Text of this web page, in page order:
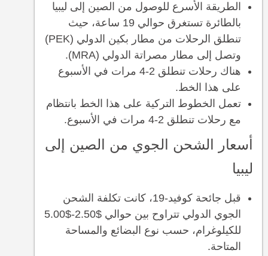
الطريقة الأسرع للوصول من الصين إلى ليبيا
بالطائرة تستغرق حوالي 19 ساعة، حيث
تنطلق الرحلات من مطار بكين الدولي (PEK)
وتصل إلى مطار مصراتة الدولي (MRA).
هناك رحلات تنطلق 2-4 مرات في الأسبوع
على هذا الخط.
تعمل الخطوط التركية على هذا الخط بانتظام
مع رحلات تنطلق 2-4 مرات في الأسبوع.
أسعار الشحن الجوي من الصين إلى
ليبيا
قبل جائحة كوفيد-19، كانت تكلفة الشحن
الجوي الدولي تتراوح بين حوالي $2.50-$5.00
للكيلوغرام، حسب نوع البضائع والمساحة
المتاحة.